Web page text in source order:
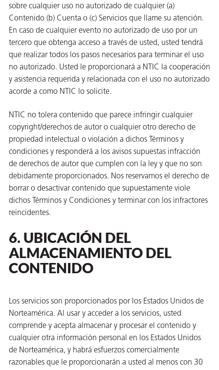
sobre cualquier uso no autorizado de cualquier (a)
Contenido (b) Cuenta o (c) Servicios que llame su atención.
En caso de cualquier evento no autorizado de uso por un
tercero que obtenga acceso a través de usted, usted tendrá
que realizar todos los pasos necesarios para terminar el uso
no autorizado. Usted le proporcionará a NTIC la cooperación
y asistencia requerida y relacionada con el uso no autorizado
acorde a como NTIC lo solicite.
NTIC no tolera contenido que parece infringir cualquier
copyright/derechos de autor o cualquier otro derecho de
propiedad intelectual o violación a dichos Términos y
condiciones y responderá a los avisos supuestas infracción
de derechos de autor que cumplen con la ley y que no son
debidamente proporcionados. Nos reservamos el derecho de
borrar o desactivar contenido que supuestamente viole
dichos Términos y Condiciones y terminar con los infractores
reincidentes.
6. UBICACIÓN DEL
ALMACENAMIENTO DEL
CONTENIDO
Los servicios son proporcionados por los Estados Unidos de
Norteamérica. Al usar y acceder a los servicios, usted
comprende y acepta almacenar y procesar el contenido y
cualquier otra información personal en los Estados Unidos
de Norteamérica, y habrá esfuerzos comercialmente
razonables que le proporcionarán a usted al menos con 30